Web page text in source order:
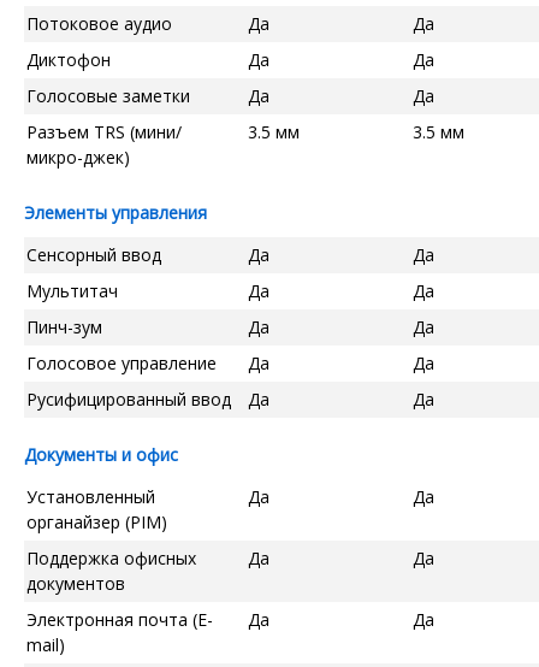
Потоковое аудио Да
Да
Диктофон
Да
Да
Голосовые заметки
Да
Да
Разъем TRS (мини/
микро-джек)
3.5 мм 3.5 мм
Элементы управления
Сенсорный ввод
Да
Да
Мультитач
Да
Да
Пинч-зум
Да
Да
Голосовое управление
Да
Да
Русифицированный ввод
Да Да
Документы и офис
Установленный
органайзер (PIM)
Да Да
Поддержка офисных
документов
Да Да
Электронная почта (E-
mail)
Да Да